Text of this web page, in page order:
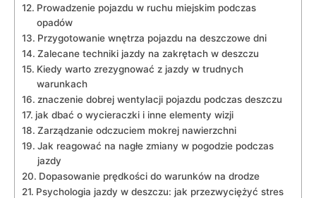
Prowadzenie pojazdu w ruchu miejskim podczas
opadów
Przygotowanie wnętrza pojazdu na‌ deszczowe‍ dni
Zalecane techniki jazdy na zakrętach ⁤w deszczu
Kiedy warto zrezygnować⁤ z jazdy w trudnych
warunkach
znaczenie dobrej wentylacji ⁣pojazdu podczas deszczu
jak dbać​ o wycieraczki i inne elementy wizji
Zarządzanie⁤ odczuciem ⁤mokrej nawierzchni
Jak reagować na nagłe zmiany w ‍pogodzie podczas
jazdy
Dopasowanie‍ prędkości do⁤ warunków na drodze
Psychologia jazdy w deszczu: jak przezwyciężyć stres